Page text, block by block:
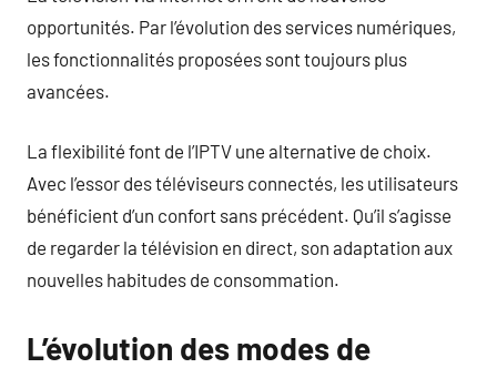
opportunités. Par l’évolution des services numériques,
les fonctionnalités proposées sont toujours plus
avancées.
La flexibilité font de l’IPTV une alternative de choix.
Avec l’essor des téléviseurs connectés, les utilisateurs
bénéficient d’un confort sans précédent. Qu’il s’agisse
de regarder la télévision en direct, son adaptation aux
nouvelles habitudes de consommation.
L’évolution des modes de